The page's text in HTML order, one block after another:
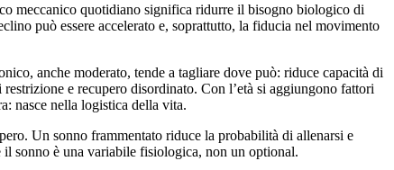
meccanico quotidiano significa ridurre il bisogno biologico di
può essere accelerato e, soprattutto, la fiducia nel movimento
anche moderato, tende a tagliare dove può: riduce capacità di
e recupero disordinato. Con l’età si aggiungono fattori
nasce nella logistica della vita.
Un sonno frammentato riduce la probabilità di allenarsi e
il sonno è una variabile fisiologica, non un optional.